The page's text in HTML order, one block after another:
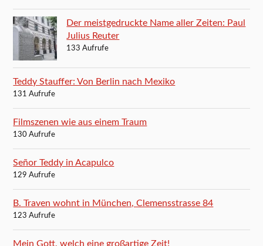
Der meistgedruckte Name aller Zeiten: Paul
Julius Reuter
133 Aufrufe
Teddy Stauffer: Von Berlin nach Mexiko
131 Aufrufe
Filmszenen wie aus einem Traum
130 Aufrufe
Señor Teddy in Acapulco
129 Aufrufe
B. Traven wohnt in München, Clemensstrasse 84
123 Aufrufe
Mein Gott, welch eine großartige Zeit!